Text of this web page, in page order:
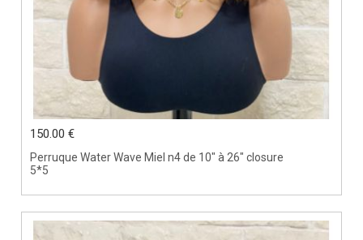
Perruque Water Wave Miel n4 de 10" à 26" closure
5*5
150.00 €